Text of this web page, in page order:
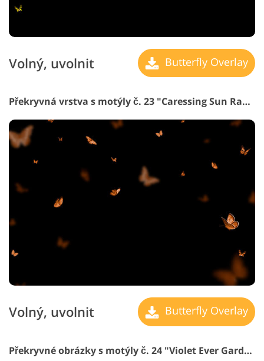
Volný, uvolnit Butterfly Overlay
Překryvná vrstva s motýly č. 23 "Caressing Sun Rays"
Volný, uvolnit Butterfly Overlay
Překryvné obrázky s motýly č. 24 "Violet Ever Garden"